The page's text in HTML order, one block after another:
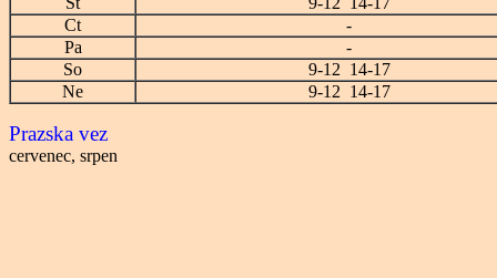
Ct
-
Pa
-
So
9-12 14-17
Ne
9-12 14-17
Prazska vez
cervenec, srpen